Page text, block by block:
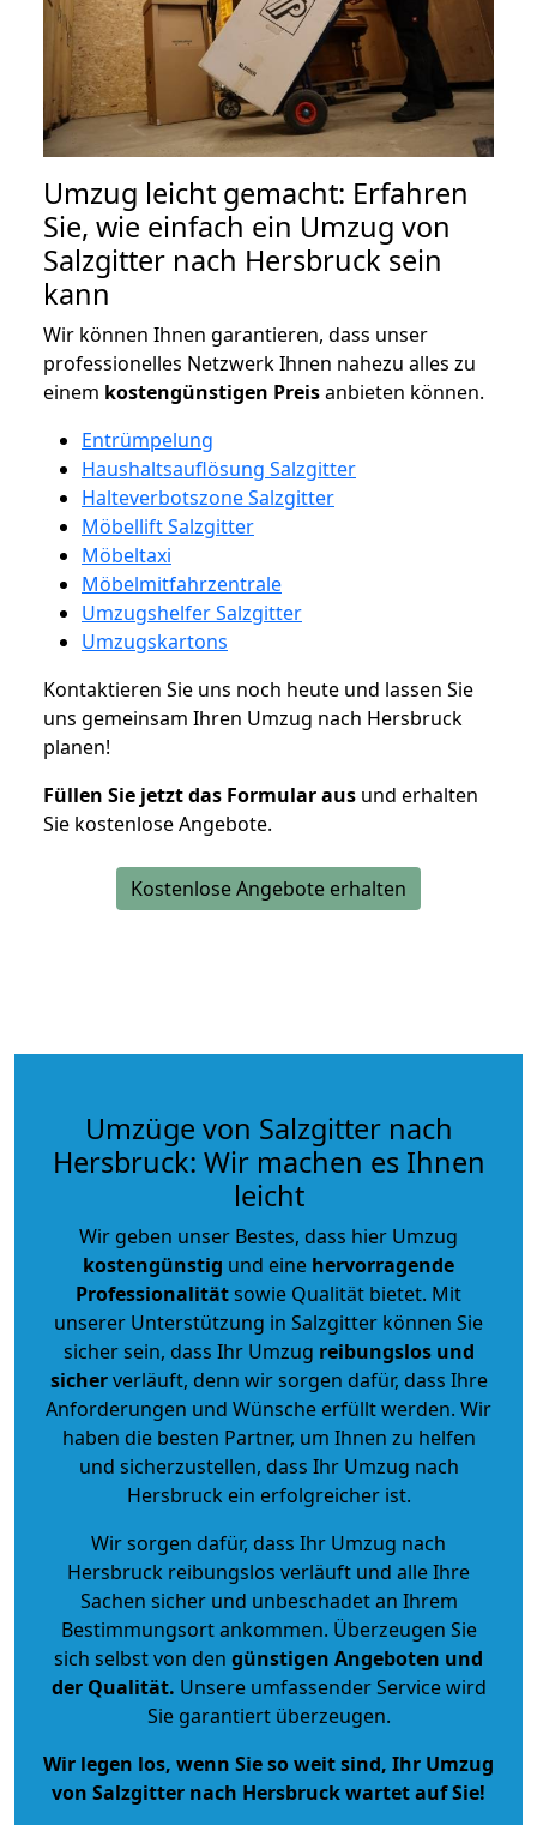
Umzug leicht gemacht: Erfahren
Sie, wie einfach ein Umzug von
Salzgitter nach Hersbruck sein
kann
Wir können Ihnen garantieren, dass unser
professionelles Netzwerk Ihnen nahezu alles zu
einem kostengünstigen Preisanbieten können.
Entrümpelung
Haushaltsauflösung Salzgitter
Halteverbotszone Salzgitter
Möbellift Salzgitter
Möbeltaxi
Möbelmitfahrzentrale
Umzugshelfer Salzgitter
Umzugskartons
Kontaktieren Sie uns noch heute und lassen Sie
uns gemeinsam Ihren Umzug nach Hersbruck
planen!
Füllen Sie jetzt das Formular aus und erhalten
Sie kostenlose Angebote.
Kostenlose Angebote erhalten
Umzüge von Salzgitter nach
Hersbruck: Wir machen es Ihnen
leicht
Wir geben unser Bestes, dass hier Umzug
kostengünstig und eine hervorragende
Professionalitätsowie Qualität bietet. Mit
unserer Unterstützung in Salzgitter können Sie
sicher sein, dass Ihr Umzug reibungslos und
sicherverläuft, denn wir sorgen dafür, dass Ihre
Anforderungen und Wünsche erfüllt werden. Wir
haben die besten Partner, um Ihnen zu helfen
und sicherzustellen, dass Ihr Umzug nach
Hersbruck ein erfolgreicher ist.
Wir sorgen dafür, dass Ihr Umzug nach
Hersbruck reibungslos verläuft und alle Ihre
Sachen sicher und unbeschadet an Ihrem
Bestimmungsort ankommen. Überzeugen Sie
sich selbst von den günstigen Angeboten und
der Qualität. Unsere umfassender Service wird
Sie garantiert überzeugen.
Wir legen los, wenn Sie so weit sind, Ihr Umzug
von Salzgitter nach Hersbruck wartet auf Sie!